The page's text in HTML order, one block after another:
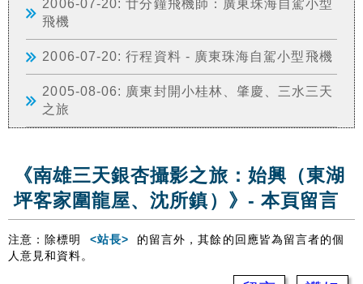
2006-07-20: 廿分鐘飛機師：廣東珠海自駕小型
飛機
2006-07-20: 行程資料 - 廣東珠海自駕小型飛機
2005-08-06: 廣東封開小桂林、肇慶、三水三天
之旅
《南雄三天銀杏攝影之旅：始興（東湖
坪客家圍龍屋、沈所鎮）》- 本頁留言
注意：除標明 <站長>
的留言外，其餘的回應皆為留言者的個
人意見和資料。